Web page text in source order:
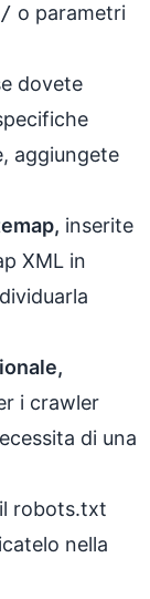
o parametri
dovete
aggiungete
inserite
XML in
i crawler
di una
robots.txt
nella